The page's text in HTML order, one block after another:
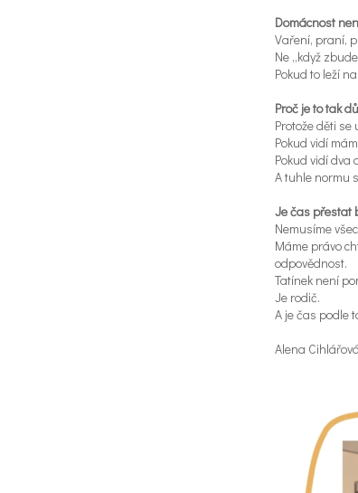
Domácnost
Vaření, praní,
Ne „když
Pokud to leží
Proč je to tak
Protože děti se
Pokud vidí
Pokud vidí dva
A tuhle normu
Je čas přestat
Nemusíme
Máme právo
odpovědnost.
Tatínek není
Je rodič.
A je čas podle
Alena Cihlářová